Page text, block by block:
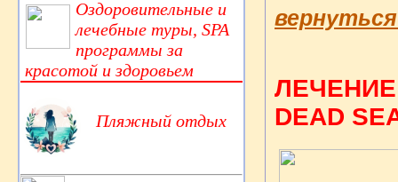
Оздоровительные и
лечебные туры, SPA
программы за
красотой и здоровьем
Пляжный отдых
DEAD